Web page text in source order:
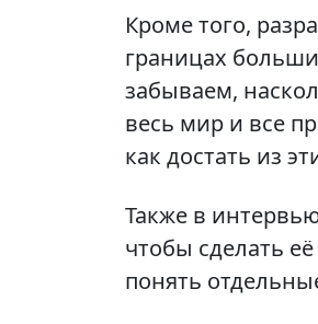
Кроме того,
границах
забываем,
весь мир и все
как достать из
Также в
чтобы сделать
понять